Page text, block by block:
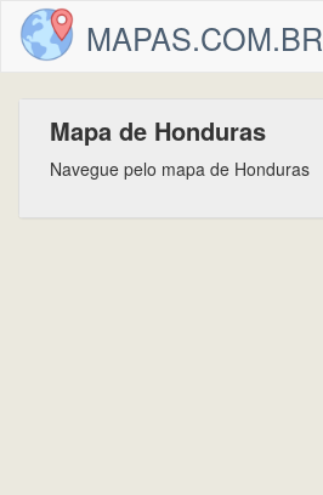
MAPAS.COM.BR
Mapa de Honduras
Navegue pelo mapa de Honduras